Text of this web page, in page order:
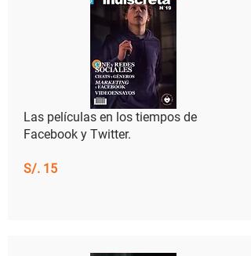
​Las películas en los tiempos de
Facebook y Twitter.
S/. 15